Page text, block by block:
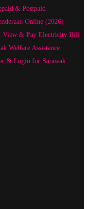
& Postpaid
Online (2026)
View & Pay Electricity Bill
Welfare Assistance
& Login for Sarawak